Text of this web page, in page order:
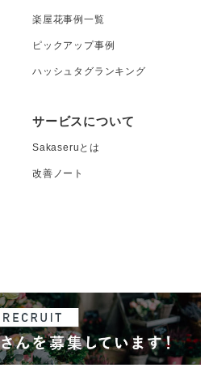
楽屋花事例一覧
ピックアップ事例
ハッシュタグランキング
サービスについて
Sakaseruとは
改善ノート